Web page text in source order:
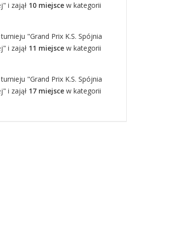
i zajął 10 miejsce w kategorii
"Grand Prix K.S. Spójnia
i zajął 11 miejsce w kategorii
"Grand Prix K.S. Spójnia
i zajął 17 miejsce w kategorii